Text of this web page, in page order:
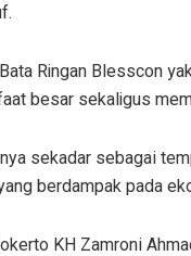
Ringan Blesscon
besar sekaligus
sekadar sebagai
berdampak pada
KH Zamroni